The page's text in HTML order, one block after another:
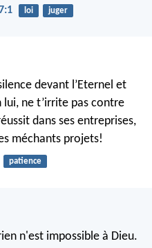
loi juger
devant l’Eternel et
lui, ne t’irrite pas contre
dans ses entreprises,
méchants projets!
patience
n'est impossible à Dieu.